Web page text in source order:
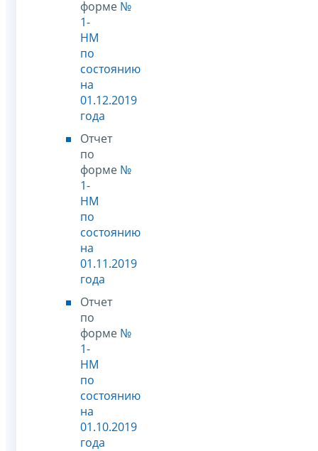
форме №
1-
НМ
по
состоянию
на
01.12.2019
года
Отчет
по
форме №
1-
НМ
по
состоянию
на
01.11.2019
года
Отчет
по
форме №
1-
НМ
по
состоянию
на
01.10.2019
года